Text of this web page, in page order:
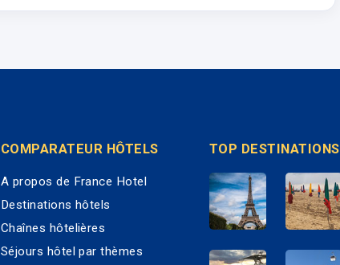
COMPARATEUR HÔTELS
A propos de France Hotel
Destinations hôtels
Chaînes hôtelières
Séjours hôtel par thèmes
TOP DESTINATIONS